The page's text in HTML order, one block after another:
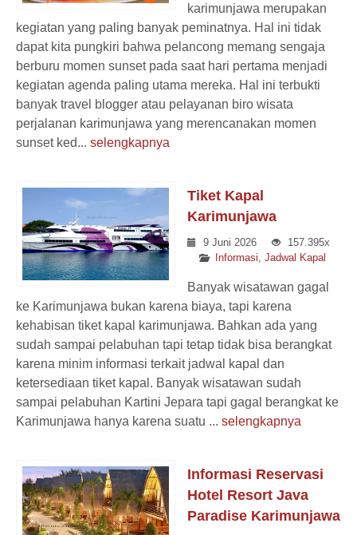
karimunjawa merupakan
kegiatan yang paling banyak peminatnya. Hal ini tidak
dapat kita pungkiri bahwa pelancong memang sengaja
berburu momen sunset pada saat hari pertama menjadi
kegiatan agenda paling utama mereka. Hal ini terbukti
banyak travel blogger atau pelayanan biro wisata
perjalanan karimunjawa yang merencanakan momen
sunset ked... selengkapnya
Tiket Kapal
Karimunjawa
9 Juni 2026
157.395x
Informasi, Jadwal Kapal
Banyak wisatawan gagal
ke Karimunjawa bukan karena biaya, tapi karena
kehabisan tiket kapal karimunjawa. Bahkan ada yang
sudah sampai pelabuhan tapi tetap tidak bisa berangkat
karena minim informasi terkait jadwal kapal dan
ketersediaan tiket kapal. Banyak wisatawan sudah
sampai pelabuhan Kartini Jepara tapi gagal berangkat ke
Karimunjawa hanya karena suatu ... selengkapnya
Informasi Reservasi
Hotel Resort Java
Paradise Karimunjawa